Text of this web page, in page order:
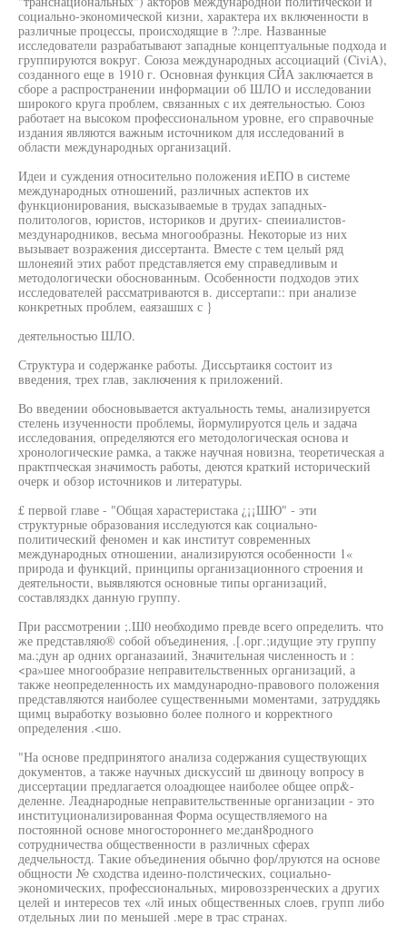
социально-экономической кизни, характера их включенности в
различные процессы, происходящие в ?:лре. Названные
исследователи разрабатывают западные концептуальные подхода и
группируются вокруг. Союза международных ассоциаций (CiviA),
созданного еще в 1910 г. Основная функция СЙА заключается в
сборе а распространении информации об ШЛО и исследовании
широкого круга проблем, связанных с их деятельностью. Союз
работает на высоком профессиональном уровне, его справочные
издания являются важным источником для исследований в
области международных организаций.
Идеи и суждения относительно положения иЕПО в системе
международных отношений, различных аспектов их
функционирования, высказываемые в трудах западных-
политологов, юристов, историков и других- спеииалистов-
мездународников, весьма многообразны. Некоторые из них
вызывает возражения диссертанта. Вместе с тем целый ряд
шлонеяий этих работ представляется ему справедливым и
методологически обоснованным. Особенности подходов этих
исследователей рассматриваются в. диссертапи:: при анализе
конкретных проблем, еаязашшх с }
деятельностью ШЛО.
Структура и содержанке работы. Диссьртаикя состоит из
введения, трех глав, заключения к приложений.
Во введении обосновывается актуальность темы, анализируется
стелень изученности проблемы, йормулируотся цель и задача
исследования, определяются его методологическая основа и
хронологические рамка, а также научная новизна, теоретическая а
практпческая значимость работы, деются краткий исторический
очерк и обзор источников и литературы.
£ первой главе - "Общая харастеристака ¿¡¡ШЮ" - эти
структурные образования исследуются как социально-
политический феномен и как институт современных
международных отношении, анализируются особенности 1«
природа и функций, принципы организационного строения и
деятельности, выявляются основные типы организаций,
составляздкх данную группу.
При рассмотрении ;.Ш0 необходимо превде всего определить. что
же представляю® собой объединения, .[.орг.;идущие эту группу
ма.;дун ар одних органазаиий, Значительная численность и :
<ра»шее многообразие неправительственных организаций, а
также неопределенность их мамдународно-правового положения
представляются наиболее существенными моментами, затруддякь
щимц выработку возыовно более полного и корректного
определения .<шо.
"На основе предпринятого анализа содержания существующих
документов, а также научных дискуссий ш двиноцу вопросу в
диссертации предлагается олоадющее наиболее общее опр&-
деленне. Леаднародные неправительственные организации - это
институционализированная Форма осуществляемого на
постоянной основе многостороннего ме;дан8родного
сотрудничества общественности в различных сферах
дедчельностд. Такие объединения обычно фор/лруются на основе
общности № сходства идеино-полстических, социально-
экономических, профессиональных, мировоззренческих а других
целей и интересов тех «лй иных общественных слоев, групп либо
отдельных лии по меньшей .мере в трас странах.